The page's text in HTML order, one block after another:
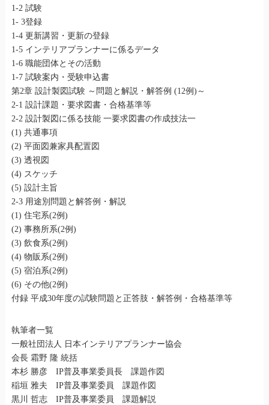
1-2 試験
1- 3登録
1-4 更新講習・更新の登録
1-5 インテリアプランナーに係るデータ
1-6 職能団体とその活動
1-7 試験案内・受験申込書
第2章 設計製図試験 ～問題と解説・解答例 (12例)～
2-1 設計課題・要求図書・合格基準等
2-2 設計製図に係る技能 一要求図書の作成技法一
(1) 共通事項
(2) 平面図兼家具配置図
(3) 透視図
(4) スケッチ
(5) 設計主旨
2-3 用途別問題と解答例・解説
(1) 住宅系(2例)
(2) 事務所系(2例)
(3) 飲食系(2例)
(4) 物販系(2例)
(5) 宿泊系(2例)
(6) その他(2例)
付録 平成30年度の試験問題と正答肢・解答例・合格基準等
執筆者一覧
一般社団法人 日本インテリアプランナー協会
会長 霜野 隆 統括
本杉 勝彦 IP普及事業委員長 課題作図
稲垣 雅夫 IP普及事業委員 課題作図
黒川 哲志 IP普及事業委員 課題解説